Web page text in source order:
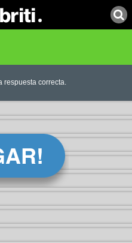
respuesta correcta.